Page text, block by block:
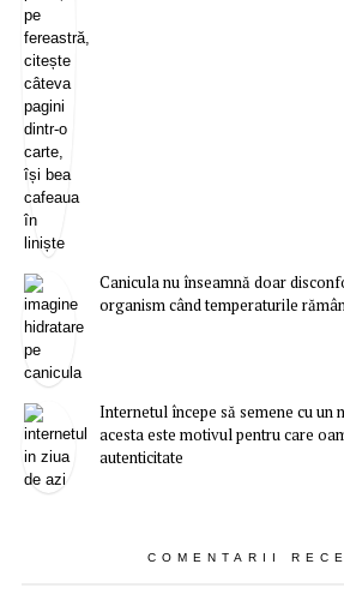
Canicula nu înseamnă doar
organism când temperaturile
Internetul începe să semene cu un
acesta este motivul pentru care
autenticitate
COMENTARII